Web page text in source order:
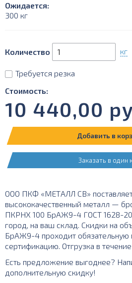
Ожидается:
300 кг
Количество кг
Требуется резка
Стоимость:
10 440,00
Добавить в
Заказать в один
ООО ПКФ «МЕТАЛЛ СВ»
высококачественный металл —
ПКРНХ 100 БрАЖ9-4 ГОСТ 1628-
город, на ваш склад. Скидки на
БрАЖ9-4 проходит обязательную
сертификацию. Отгрузка в
Есть предложение выгоднее?
дополнительную скидку!